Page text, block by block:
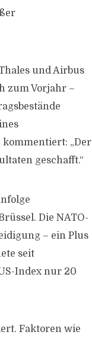
und Airbus
zum Vorjahr –
kommentiert: „Der
geschafft.“
Die NATO-
– ein Plus
seit
Index nur 20
Faktoren wie